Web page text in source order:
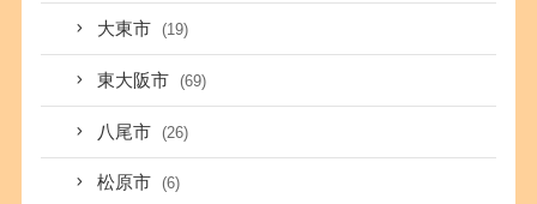
大東市 (19)
東大阪市 (69)
八尾市 (26)
松原市 (6)